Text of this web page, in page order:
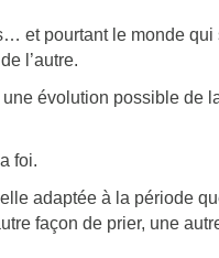
et pourtant le monde qui
l’autre.
évolution possible de
foi.
adaptée à la période
façon de prier, une